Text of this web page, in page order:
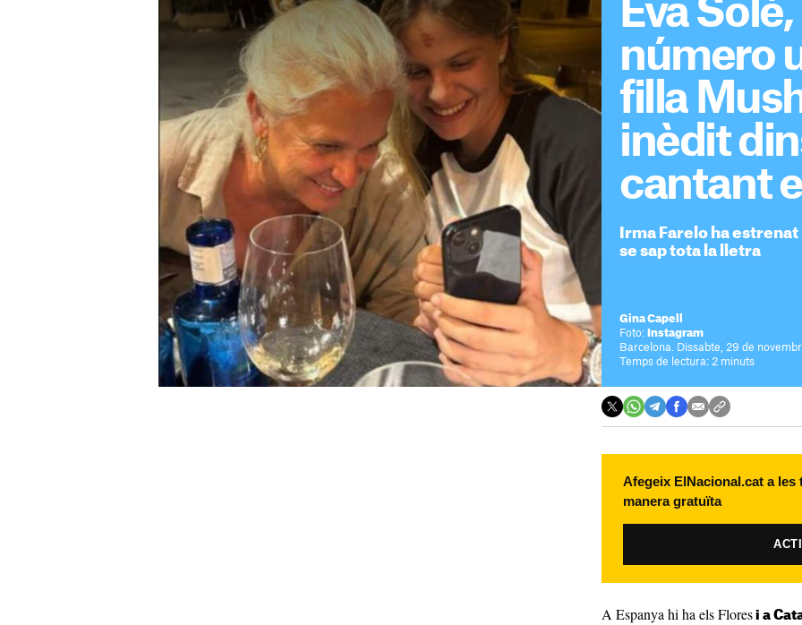
Eva
número
filla
inèdit
cantant
Irma Farelo ha
se sap tota la lletra
Gina Capell
Foto: Instagram
Barcelona. Dissabte, 29 de
Temps de lectura: 2 minuts
Afegeix ElNacional.cat a
manera gratuïta
A Espanya hi ha els Flores i a